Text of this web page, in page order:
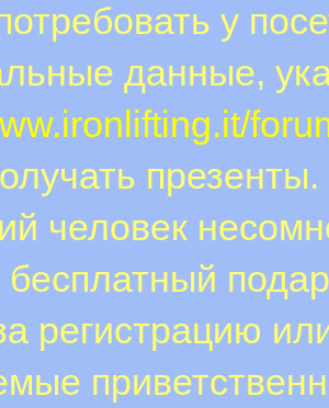
у
данные,
человек
бесплатный
регистрацию